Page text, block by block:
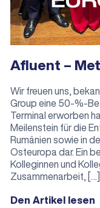
Afluent –
Wir freuen uns,
Group eine 50-%-
Terminal erworben
Meilenstein für die
Rumänien sowie in
Osteuropa dar. Ein
Kolleginnen und
Zusammenarbeit, […]
Den Artikel lesen